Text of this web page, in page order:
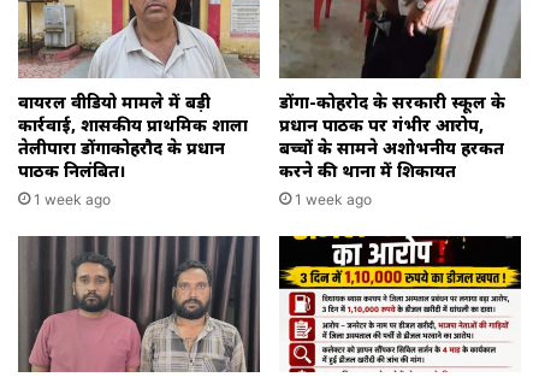
वायरल वीडियो मामले में बड़ी
कार्रवाई, शासकीय प्राथमिक शाला
तेलीपारा डोंगाकोहरौद के प्रधान
पाठक निलंबित।
1 week ago
डोंगा-कोहरोद के सरकारी स्कूल के
प्रधान पाठक पर गंभीर आरोप,
बच्चों के सामने अशोभनीय हरकत
करने की थाना में शिकायत
1 week ago